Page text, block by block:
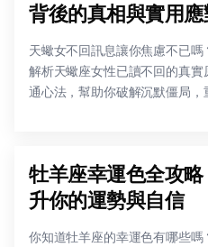
背後的真相與實用
天蠍女不回訊息讓你焦慮不已
解析天蠍座女性已讀不回的真
通心法，幫助你破解沉默僵局，
牡羊座幸運色全攻
升你的運勢與自信
你知道牡羊座的幸運色有哪些